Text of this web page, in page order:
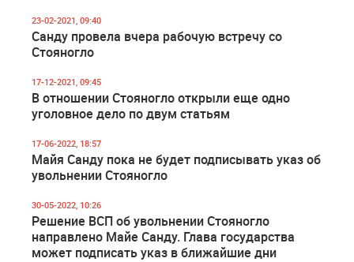
23-02-2021, 09:40
Санду провела вчера рабочую встречу со
Стояногло
17-12-2021, 09:45
В отношении Стояногло открыли еще одно
уголовное дело по двум статьям
17-06-2022, 18:57
Майя Санду пока не будет подписывать указ об
увольнении Стояногло
30-05-2022, 10:26
Решение ВСП об увольнении Стояногло
направлено Майе Санду. Глава государства
может подписать указ в ближайшие дни